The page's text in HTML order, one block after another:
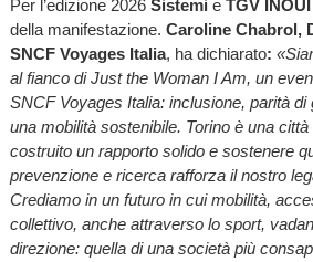
Per l’edizione 2026 Sistemi e TGV INOUI
della manifestazione. Caroline Chabrol,
SNCF Voyages Italia, ha dichiarato:
al fianco di Just the Woman I Am, un
SNCF Voyages Italia: inclusione, parità di
una mobilità sostenibile. Torino è una
costruito un rapporto solido e sostenere
prevenzione e ricerca rafforza il nostro
Crediamo in un futuro in cui mobilità,
collettivo, anche attraverso lo sport,
direzione: quella di una società più